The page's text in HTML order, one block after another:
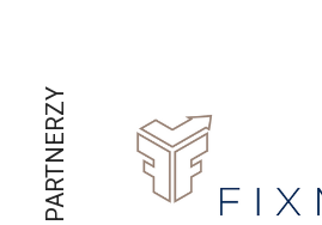
PARTNERZY